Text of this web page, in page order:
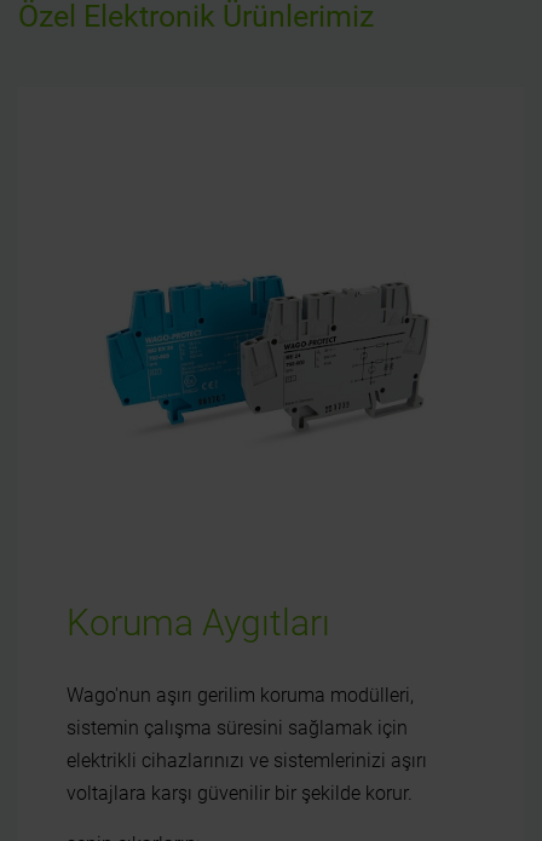
Özel Elektronik Ürünlerimiz
Koruma Aygıtları
Wago'nun aşırı gerilim koruma modülleri,
sistemin çalışma süresini sağlamak için
elektrikli cihazlarınızı ve sistemlerinizi aşırı
voltajlara karşı güvenilir bir şekilde korur.